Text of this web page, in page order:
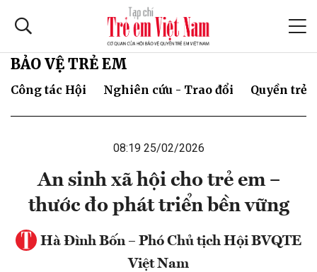
BẢO VỆ TRẺ EM
Công tác Hội Nghiên cứu - Trao đổi Quyền trẻ
08:19 25/02/2026
An sinh xã hội cho trẻ em –
thước đo phát triển bền vững
Hà Đình Bốn – Phó Chủ tịch Hội BVQTE
Việt Nam